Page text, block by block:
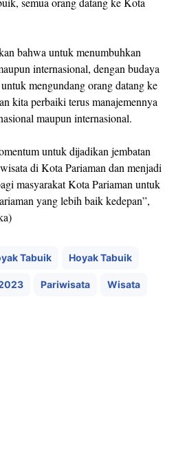
bahwa untuk menumbuhkan
internasional, dengan budaya
mengundang orang datang ke
kita perbaiki terus manajemennya
maupun internasional.
untuk dijadikan jembatan
di Kota Pariaman dan menjadi
masyarakat Kota Pariaman untuk
yang lebih baik kedepan”,
Tabuik Hoyak Tabuik
Pariwisata Wisata